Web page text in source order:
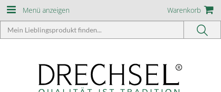
Menü anzeigen Warenkorb